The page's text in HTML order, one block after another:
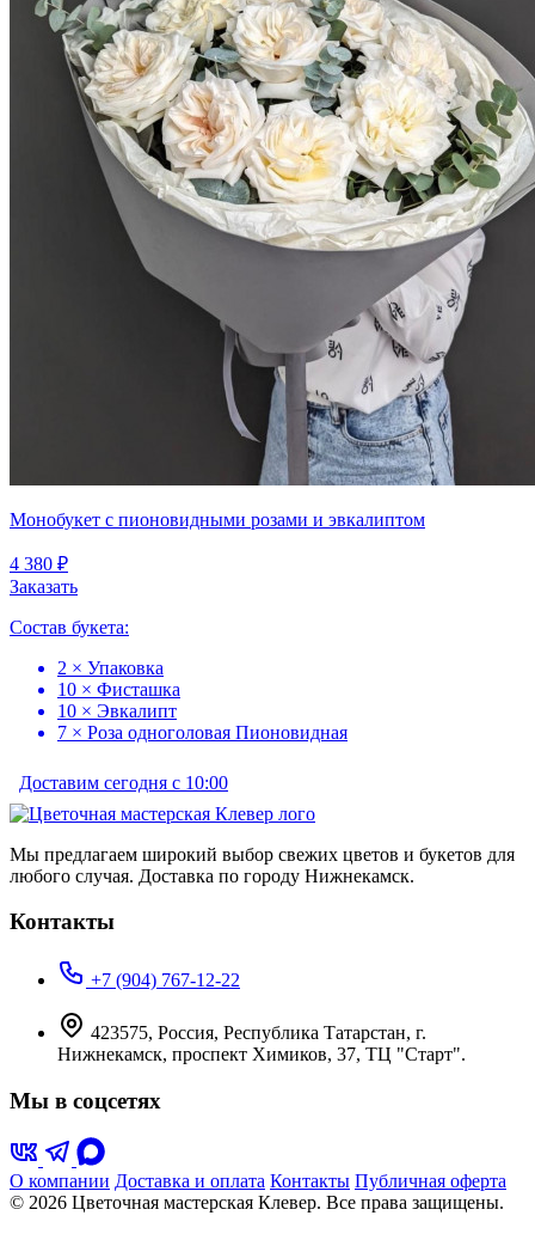
Монобукет с пионовидными розами и эвкалиптом
4 380 ₽
Заказать
Состав букета:
2 × Упаковка
10 × Фисташка
10 × Эвкалипт
7 × Роза одноголовая Пионовидная
Доставим сегодня с 10:00
Мы предлагаем широкий выбор свежих цветов и букетов для
любого случая. Доставка по городу Нижнекамск.
Контакты
+7 (904) 767-12-22
423575, Россия, Республика Татарстан, г.
Нижнекамск, проспект Химиков, 37, ТЦ "Старт".
Мы в соцсетях
О компании Доставка и оплата Контакты Публичная оферта
© 2026 Цветочная мастерская Клевер. Все права защищены.